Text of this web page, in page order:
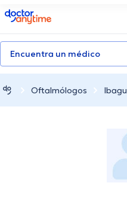
doctoranytime
Encuentra un médico
Oftalmólogos